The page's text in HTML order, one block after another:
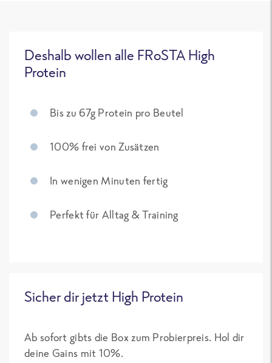
Deshalb wollen alle FRoSTA High
Protein
Bis zu 67g Protein pro Beutel
100% frei von Zusätzen
In wenigen Minuten fertig
Perfekt für Alltag & Training
Sicher dir jetzt High Protein
Ab sofort gibts die Box zum Probierpreis. Hol dir
deine Gains mit 10%.